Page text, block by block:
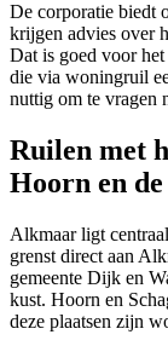
De corporatie biedt
krijgen advies over
Dat is goed voor
die via woningruil
nuttig om te vragen
Ruilen met
Hoorn en
Alkmaar ligt
grenst direct aan
gemeente Dijk en
kust. Hoorn en
deze plaatsen zijn